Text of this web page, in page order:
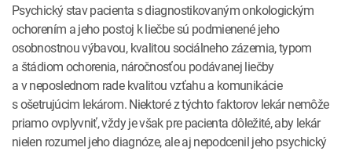
Psychický stav pacienta s diagnostikovaným onkologickým
ochorením a jeho postoj k liečbe sú podmienené jeho
osobnostnou výbavou, kvalitou sociálneho zázemia, typom
a štádiom ochorenia, náročnosťou podávanej liečby
a v neposlednom rade kvalitou vzťahu a komunikácie
s ošetrujúcim lekárom. Niektoré z týchto faktorov lekár nemôže
priamo ovplyvniť, vždy je však pre pacienta dôležité, aby lekár
nielen rozumel jeho diagnóze, ale aj nepodcenil jeho psychický